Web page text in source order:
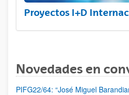
Proyectos I+D
Novedades en
PIFG22/64: “José Miguel